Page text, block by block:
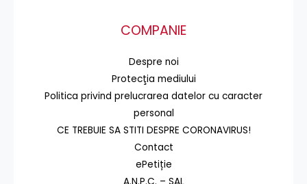
COMPANIE
Despre noi
Protecţia mediului
Politica privind prelucrarea datelor cu caracter
personal
CE TREBUIE SA STITI DESPRE CORONAVIRUS!
Contact
ePetiție